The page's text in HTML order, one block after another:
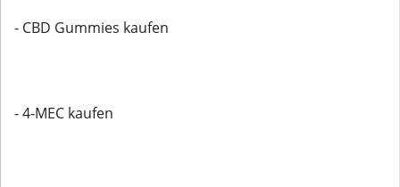
- CBD Gummies kaufen
- 4-MEC kaufen